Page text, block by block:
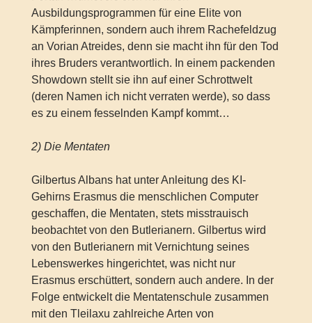
Ausbildungsprogrammen für eine Elite von
Kämpferinnen, sondern auch ihrem Rachefeldzug
an Vorian Atreides, denn sie macht ihn für den Tod
ihres Bruders verantwortlich. In einem packenden
Showdown stellt sie ihn auf einer Schrottwelt
(deren Namen ich nicht verraten werde), so dass
es zu einem fesselnden Kampf kommt…
2) Die Mentaten
Gilbertus Albans hat unter Anleitung des KI-
Gehirns Erasmus die menschlichen Computer
geschaffen, die Mentaten, stets misstrauisch
beobachtet von den Butlerianern. Gilbertus wird
von den Butlerianern mit Vernichtung seines
Lebenswerkes hingerichtet, was nicht nur
Erasmus erschüttert, sondern auch andere. In der
Folge entwickelt die Mentatenschule zusammen
mit den Tleilaxu zahlreiche Arten von